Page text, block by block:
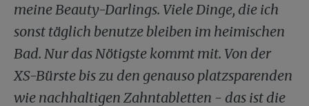
meine Beauty-Darlings. Viele Dinge, die ich
sonst täglich benutze bleiben im heimischen
Bad. Nur das Nötigste kommt mit. Von der
XS-Bürste bis zu den genauso platzsparenden
wie nachhaltigen Zahntabletten - das ist die